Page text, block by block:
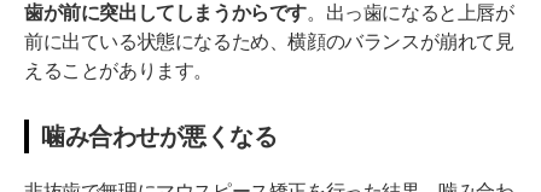
歯が前に突出してしまうからです。出っ歯になると上唇が
前に出ている状態になるため、横顔のバランスが崩れて見
えることがあります。
噛み合わせが悪くなる